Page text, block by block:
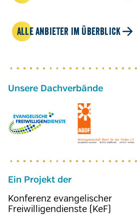
ALLE ANBIETER IM ÜBERBLICK
Ein Projekt der
Konferenz evangelischer
Freiwilligendienste (KeF)